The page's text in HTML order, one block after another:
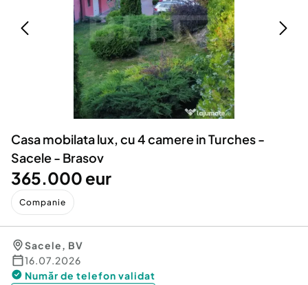
Servicii
Animale de companie
Afaceri și echipamente profesionale
Inchiriere Bunuri si Vehicule
Utilaje agricole si industriale
Piese auto si accesorii
Dacia Duster
Casa mobilata lux, cu 4 camere in Turches -
Sacele - Brasov
365.000 eur
Companie
Sacele, BV
16.07.2026
Număr de telefon validat